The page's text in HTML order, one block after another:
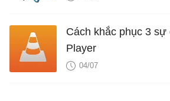
Cách khắc phục 3
Player
04/07